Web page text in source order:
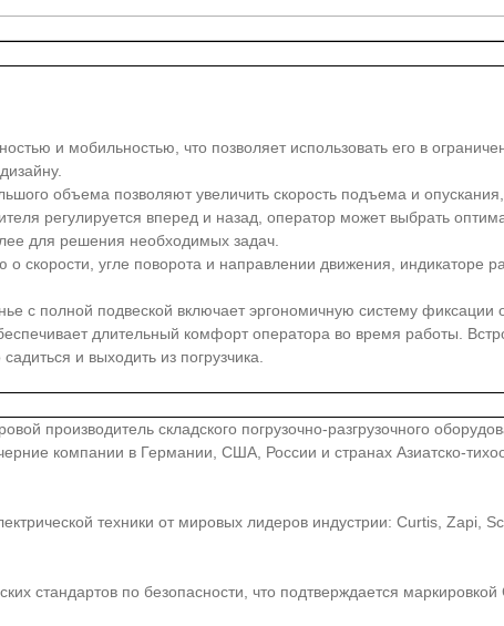
и мобильностью, что позволяет использовать его в
объема позволяют увеличить скорость подъема и
регулируется вперед и назад, оператор может выбрать
для решения необходимых задач.
угле поворота и направлении движения, индикаторе
с полной подвеской включает эргономичную систему фиксации
длительный комфорт оператора во время работы.
и выходить из погрузчика.
производитель складского погрузочно-разгрузочного
компании в Германии, США, России и странах Азиатско-
техники от мировых лидеров индустрии: Curtis, Zapi,
стандартов по безопасности, что подтверждается